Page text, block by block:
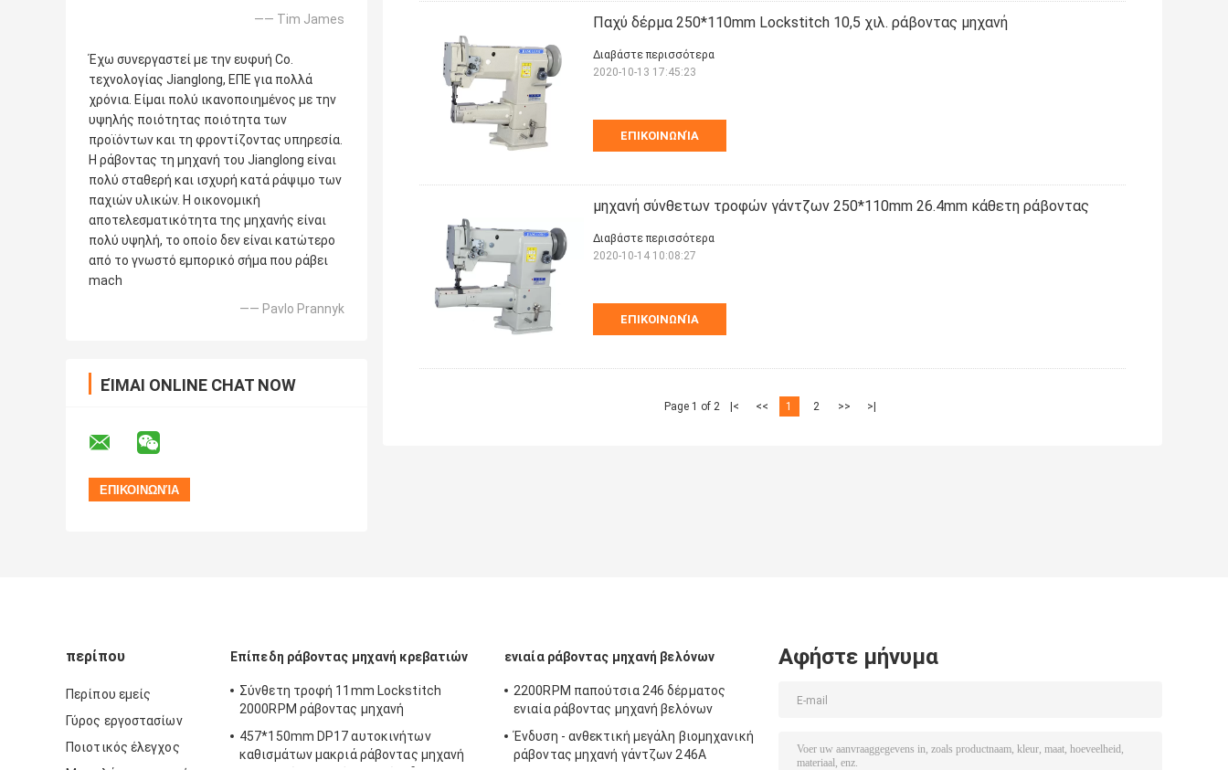
—— Tim James
Έχω συνεργαστεί με την ευφυή Co.
τεχνολογίας Jianglong, ΕΠΕ για πολλά
χρόνια. Είμαι πολύ ικανοποιημένος με την
υψηλής ποιότητας ποιότητα των
προϊόντων και τη φροντίζοντας υπηρεσία.
Η ράβοντας τη μηχανή του Jianglong είναι
πολύ σταθερή και ισχυρή κατά ράψιμο των
παχιών υλικών. Η οικονομική
αποτελεσματικότητα της μηχανής είναι
πολύ υψηλή, το οποίο δεν είναι κατώτερο
από το γνωστό εμπορικό σήμα που ράβει
mach
—— Pavlo Prannyk
ΕΊΜΑΙ ONLINE CHAT NOW
Παχύ δέρμα 250*110mm Lockstitch 10,5 χιλ. ράβοντας μηχανή
ΕΠΙΚΟΙΝΩΝΊΑ
Διαβάστε περισσότερα
2020-10-13 17:45:23
μηχανή σύνθετων τροφών γάντζων 250*110mm 26.4mm κάθετη ράβοντας
ΕΠΙΚΟΙΝΩΝΊΑ
Διαβάστε περισσότερα
2020-10-14 10:08:27
Page 1 of 2 |< << 1 2 >> >|
περίπου
Περίπου εμείς
Γύρος εργοστασίων
Ποιοτικός έλεγχος
Επίπεδη ράβοντας μηχανή κρεβατιών
Σύνθετη τροφή 11mm Lockstitch
2000RPM ράβοντας μηχανή
457*150mm DP17 αυτοκινήτων
καθισμάτων μακριά ράβοντας μηχανή
ενιαία ράβοντας μηχανή βελόνων
2200RPM παπούτσια 246 δέρματος
ενιαία ράβοντας μηχανή βελόνων
Ένδυση - ανθεκτική μεγάλη βιομηχανική
ράβοντας μηχανή γάντζων 246A
Αφήστε μήνυμα